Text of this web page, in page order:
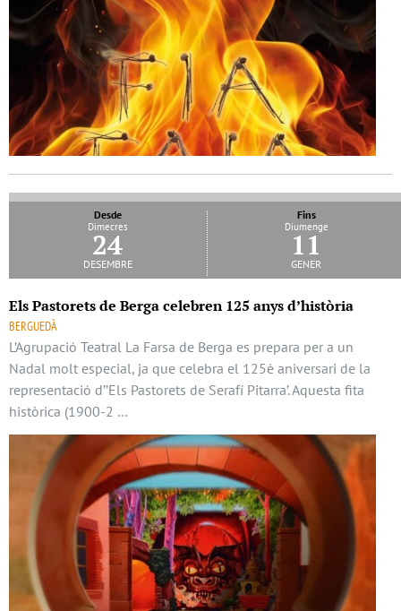
Desde
Dimecres
24
desembre
Fins
Diumenge
11
gener
Els Pastorets de Berga celebren 125 anys d’història
BERGUEDÀ
L’Agrupació Teatral La Farsa de Berga es prepara per a un
Nadal molt especial, ja que celebra el 125è aniversari de la
representació d’’Els Pastorets de Serafí Pitarra’. Aquesta fita
històrica (1900-2 …